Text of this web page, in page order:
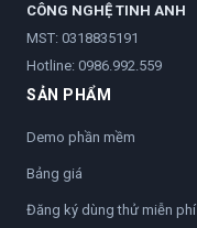
CÔNG NGHỆ TINH ANH
MST: 0318835191
Hotline: 0986.992.559
SẢN PHẨM
Demo phần mềm
Bảng giá
Đăng ký dùng thử miễn phí